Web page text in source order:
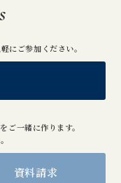
にご参加ください。
ご一緒に作ります。
資料請求